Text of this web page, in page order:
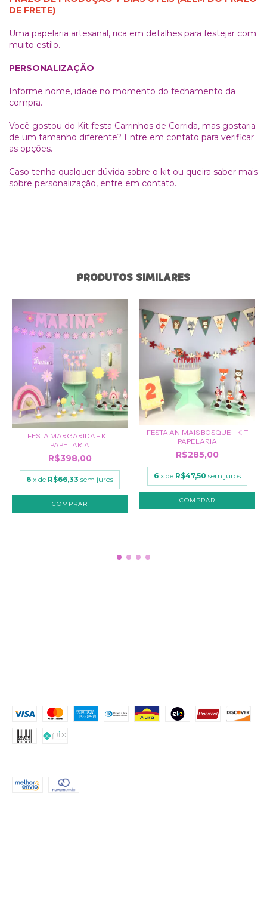
DE FRETE)
Uma papelaria artesanal, rica em detalhes para festejar com
muito estilo.
PERSONALIZAÇÃO
Informe nome, idade no momento do fechamento da
compra.
Você gostou do Kit festa Carrinhos de Corrida, mas gostaria
de um tamanho diferente? Entre em contato para verificar
as opções.
Caso tenha qualquer dúvida sobre o kit ou queira saber mais
sobre personalização, entre em contato.
PRODUTOS SIMILARES
FESTA MARGARIDA - KIT
PAPELARIA
R$398,00
6 x de R$66,33 sem juros
COMPRAR
FESTA ANIMAIS BOSQUE - KIT
PAPELARIA
R$285,00
6 x de R$47,50 sem juros
COMPRAR